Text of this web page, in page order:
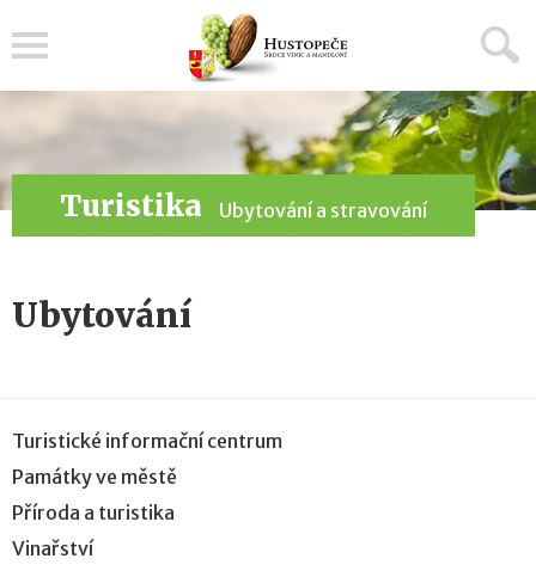
Turistika Ubytování a stravování
Ubytování
Turistické informační centrum
Památky ve městě
Příroda a turistika
Vinařství